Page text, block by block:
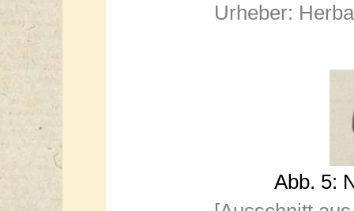
Urheber:
Abb. 5: